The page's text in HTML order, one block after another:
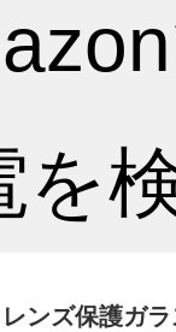
を
ンズ保護ガラ